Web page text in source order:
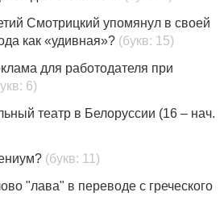
Смотрицкий упомянул в своей
как «удивная»? (букв: 15)
для работодателя при
6)
театр в Белоруссии (16 – нач.
(букв: 11)
"лава" в переводе с греческого